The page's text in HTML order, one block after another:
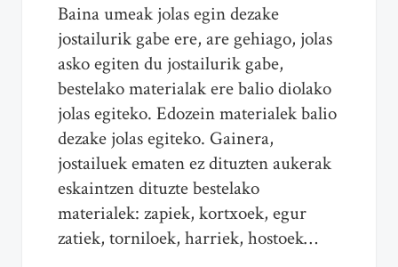
Baina umeak jolas egin dezake
jostailurik gabe ere, are gehiago, jolas
asko egiten du jostailurik gabe,
bestelako materialak ere balio diolako
jolas egiteko. Edozein materialek balio
dezake jolas egiteko. Gainera,
jostailuek ematen ez dituzten aukerak
eskaintzen dituzte bestelako
materialek: zapiek, kortxoek, egur
zatiek, torniloek, harriek, hostoek…